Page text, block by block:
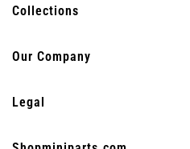
Collections
Interno
Our Company
FAQ
Blog
Legal